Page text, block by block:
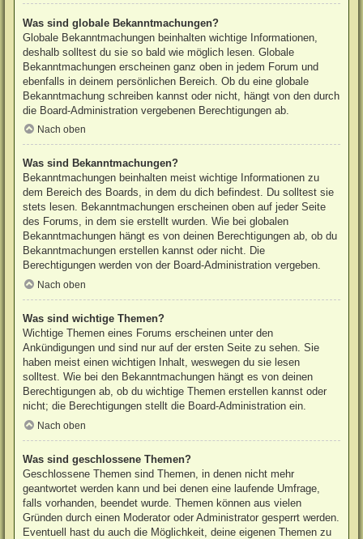
Was sind globale Bekanntmachungen?
Globale Bekanntmachungen beinhalten wichtige Informationen,
deshalb solltest du sie so bald wie möglich lesen. Globale
Bekanntmachungen erscheinen ganz oben in jedem Forum und
ebenfalls in deinem persönlichen Bereich. Ob du eine globale
Bekanntmachung schreiben kannst oder nicht, hängt von den durch
die Board-Administration vergebenen Berechtigungen ab.
Nach oben
Was sind Bekanntmachungen?
Bekanntmachungen beinhalten meist wichtige Informationen zu
dem Bereich des Boards, in dem du dich befindest. Du solltest sie
stets lesen. Bekanntmachungen erscheinen oben auf jeder Seite
des Forums, in dem sie erstellt wurden. Wie bei globalen
Bekanntmachungen hängt es von deinen Berechtigungen ab, ob du
Bekanntmachungen erstellen kannst oder nicht. Die
Berechtigungen werden von der Board-Administration vergeben.
Nach oben
Was sind wichtige Themen?
Wichtige Themen eines Forums erscheinen unter den
Ankündigungen und sind nur auf der ersten Seite zu sehen. Sie
haben meist einen wichtigen Inhalt, weswegen du sie lesen
solltest. Wie bei den Bekanntmachungen hängt es von deinen
Berechtigungen ab, ob du wichtige Themen erstellen kannst oder
nicht; die Berechtigungen stellt die Board-Administration ein.
Nach oben
Was sind geschlossene Themen?
Geschlossene Themen sind Themen, in denen nicht mehr
geantwortet werden kann und bei denen eine laufende Umfrage,
falls vorhanden, beendet wurde. Themen können aus vielen
Gründen durch einen Moderator oder Administrator gesperrt werden.
Eventuell hast du auch die Möglichkeit, deine eigenen Themen zu